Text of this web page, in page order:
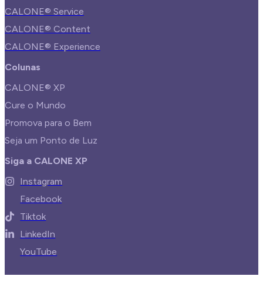
CALONE® Service
CALONE® Content
CALONE® Experience
Colunas
CALONE® XP
Cure o Mundo
Promova para o Bem
Seja um Ponto de Luz
Siga a CALONE XP
Instagram
Facebook
Tiktok
LinkedIn
YouTube